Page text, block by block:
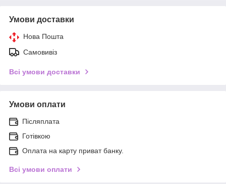
Умови доставки
Нова Пошта
Самовивіз
Всі умови доставки
Умови оплати
Післяплата
Готівкою
Оплата на карту приват банку.
Всі умови оплати